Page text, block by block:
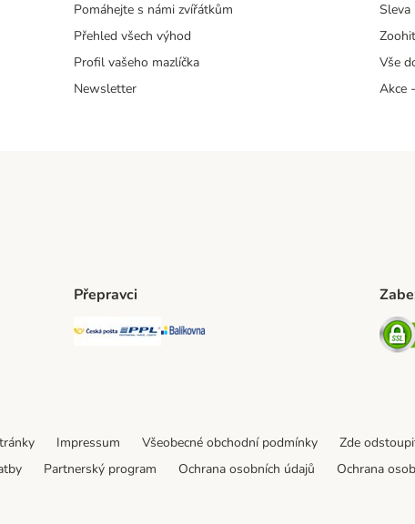
Pomáhejte s námi zvířátkům
Přehled všech výhod
Profil vašeho mazlíčka
Newsletter
Vše
Akce
Method
Payment Method
Přepravci
Česká pošta Shipping Method
PPL Shipping Method
Balíkovna Shipping Method
Impressum Všeobecné obchodní podmínky Zde
Partnerský program Ochrana osobních údajů Ochrana